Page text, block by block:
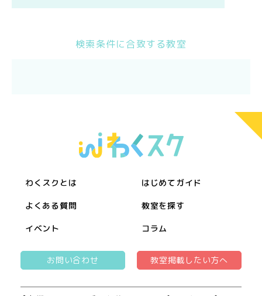
検索条件に合致する教室
わくスクとは はじめてガイド
よくある質問 教室を探す
イベント コラム
お問い合わせ 教室掲載したい方へ